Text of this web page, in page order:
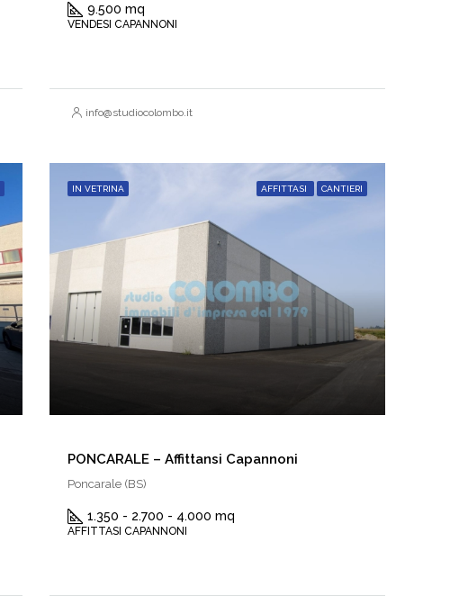
9.500 mq
VENDESI CAPANNONI
info@studiocolombo.it
IN VETRINA AFFITTASI CANTIERI
PONCARALE – Affittansi Capannoni
Poncarale (BS)
1.350 - 2.700 - 4.000 mq
AFFITTASI CAPANNONI